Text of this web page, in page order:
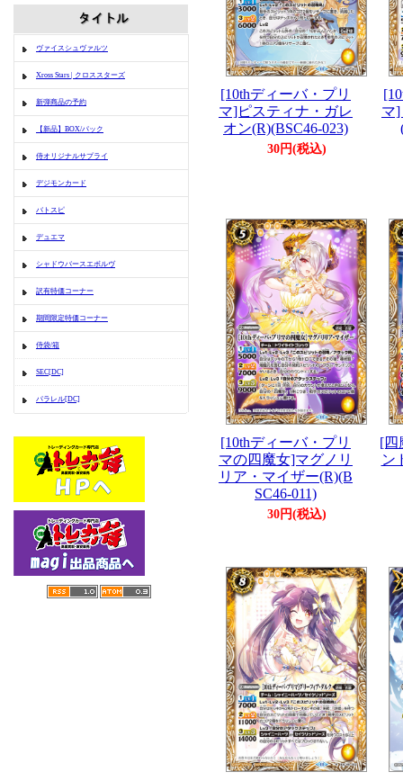
ヴァイスシュヴァルツ
Xross Stars | クロススターズ
新弾商品の予約
【新品】BOX/パック
侍オリジナルサプライ
デジモンカード
バトスピ
デュエマ
シャドウバースエボルヴ
訳有特価コーナー
期間限定特価コーナー
侍袋/箱
SEC[DC]
パラレル[DC]
[10thディーバ・プリ
マ]ピスティナ・ガレ
オン(R)(BSC46-023)
30円(税込)
マ
[10thディーバ・プリ
マの四魔女]マグノリ
リア・マイザー(R)(B
SC46-011)
30円(税込)
[四
ン